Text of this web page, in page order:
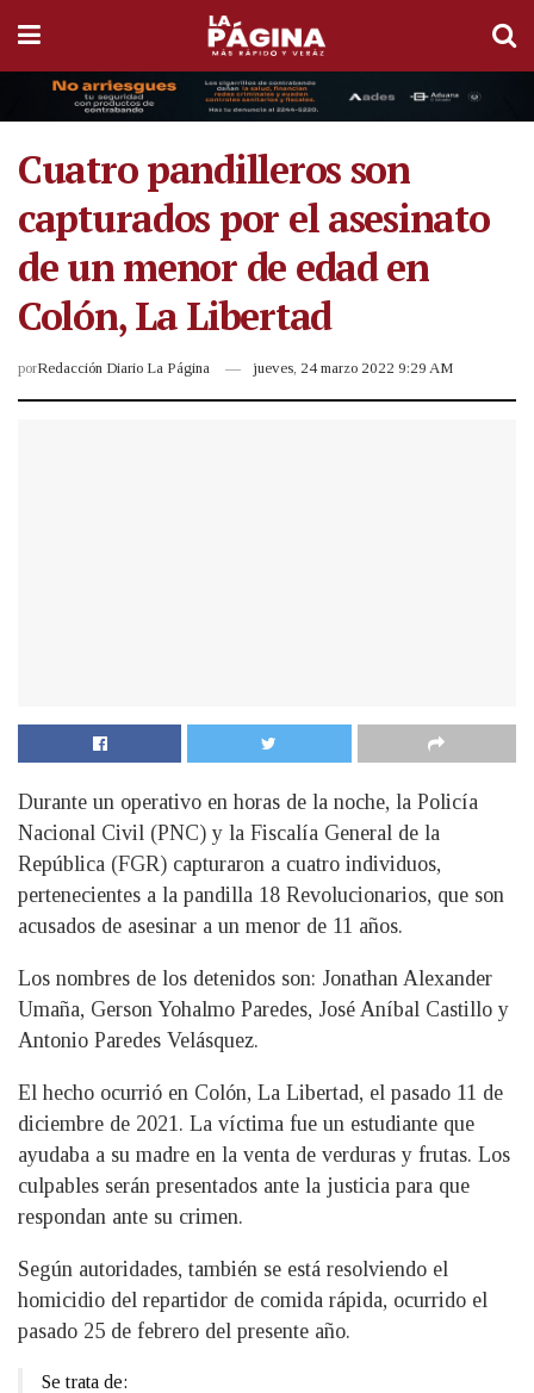
Cuatro pandilleros son
capturados por el asesinato
de un menor de edad en
Colón, La Libertad
porRedacción Diario La Página jueves, 24 marzo 2022 9:29 AM
Durante un operativo en horas de la noche, la Policía
Nacional Civil (PNC) y la Fiscalía General de la
República (FGR) capturaron a cuatro individuos,
pertenecientes a la pandilla 18 Revolucionarios, que son
acusados de asesinar a un menor de 11 años.
Los nombres de los detenidos son: Jonathan Alexander
Umaña, Gerson Yohalmo Paredes, José Aníbal Castillo y
Antonio Paredes Velásquez.
El hecho ocurrió en Colón, La Libertad, el pasado 11 de
diciembre de 2021. La víctima fue un estudiante que
ayudaba a su madre en la venta de verduras y frutas. Los
culpables serán presentados ante la justicia para que
respondan ante su crimen.
Según autoridades, también se está resolviendo el
homicidio del repartidor de comida rápida, ocurrido el
pasado 25 de febrero del presente año.
Se trata de: